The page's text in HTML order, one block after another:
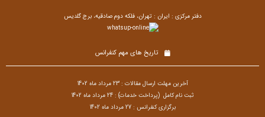
دفتر مرکزی : ایران : تهران، فلکه دوم صادقیه، برج گلدیس
تاریخ های مهم کنفرانس
آخرین مهلت ارسال مقالات : 23 مرداد ماه 1402
ثبت نام کامل (پرداخت خدمات) : 24
مرداد ماه 1402
برگزاری کنفرانس : 27 مرداد ماه 1402